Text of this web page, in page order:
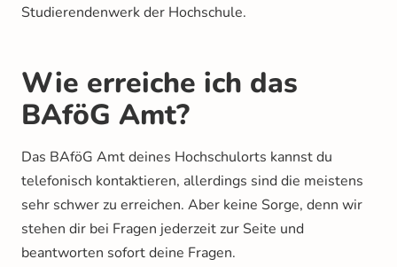
Studierendenwerk der Hochschule.
Wie erreiche ich das
BAföG Amt?
Das BAföG Amt deines Hochschulorts kannst du
telefonisch kontaktieren, allerdings sind die meistens
sehr schwer zu erreichen. Aber keine Sorge, denn wir
stehen dir bei Fragen jederzeit zur Seite und
beantworten sofort deine Fragen.